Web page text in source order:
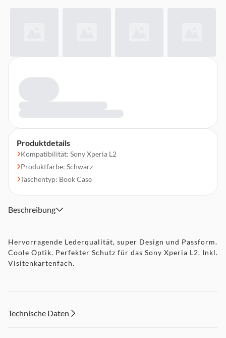
Produktdetails
Kompatibilität: Sony Xperia L2
Produktfarbe: Schwarz
Taschentyp: Book Case
Beschreibung
Hervorragende Lederqualität, super Design und Passform.
Coole Optik. Perfekter Schutz für das Sony Xperia L2. Inkl.
Visitenkartenfach.
Technische Daten